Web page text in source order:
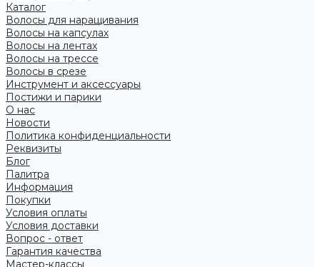
Каталог
Волосы для наращивания
Волосы на капсулах
Волосы на лентах
Волосы на трессе
Волосы в срезе
Инструмент и аксессуары
Постижи и парики
О нас
Новости
Политика конфиденциальности
Реквизиты
Блог
Палитра
Информация
Покупки
Условия оплаты
Условия доставки
Вопрос - ответ
Гарантия качества
Мастер-классы